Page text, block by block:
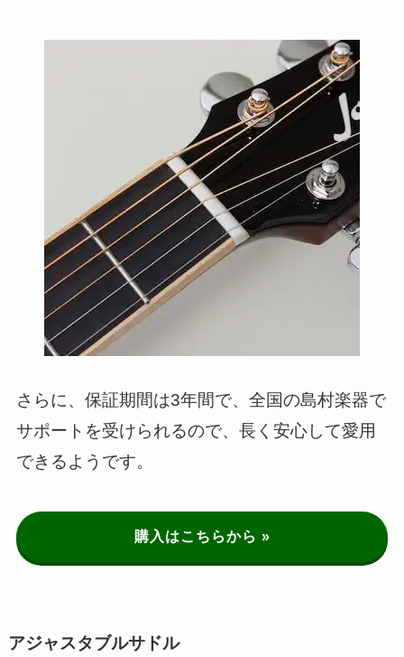
さらに、保証期間は3年間で、全国の島村楽器で
サポートを受けられるので、長く安心して愛用
できるようです。
購入はこちらから »
アジャスタブルサドル